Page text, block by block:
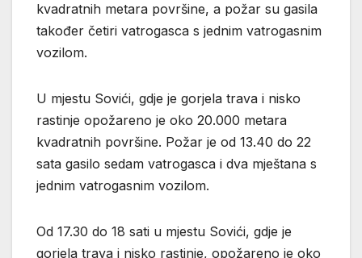
kvadratnih metara površine, a požar su gasila
također četiri vatrogasca s jednim vatrogasnim
vozilom.
U mjestu Sovići, gdje je gorjela trava i nisko
rastinje opožareno je oko 20.000 metara
kvadratnih površine. Požar je od 13.40 do 22
sata gasilo sedam vatrogasca i dva mještana s
jednim vatrogasnim vozilom.
Od 17.30 do 18 sati u mjestu Sovići, gdje je
gorjela trava i nisko rastinje, opožareno je oko